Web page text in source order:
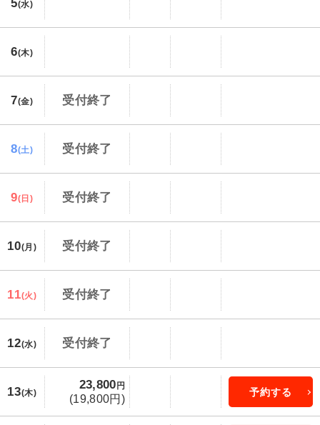
5(水)
6(木)
7(金) 受付終了
8(土) 受付終了
9(日) 受付終了
10(月) 受付終了
11(火) 受付終了
12(水) 受付終了
13(木)
23,800 円
(19,800円)
予約する